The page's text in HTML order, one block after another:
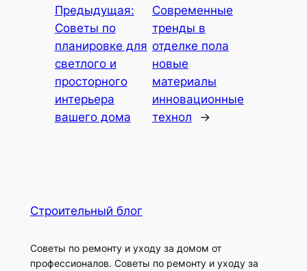
Предыдущая:
Советы по
планировке для
светлого и
просторного
интерьера
вашего дома
Современные
тренды в
отделке пола
новые
материалы
инновационные
технол
→
Строительный блог
Советы по ремонту и уходу за домом от
профессионалов. Советы по ремонту и уходу за